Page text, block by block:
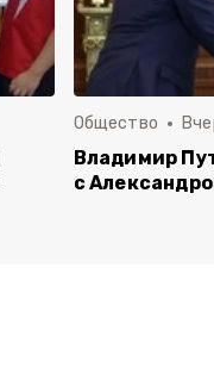
Общество
Владимир
с